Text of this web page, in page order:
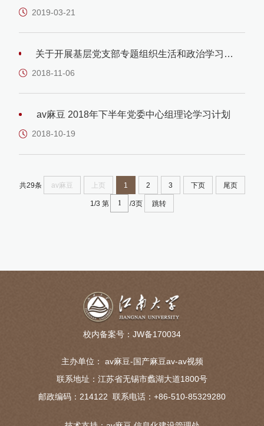
2019-03-21
关于开展基层党支部专题组织生活和政治学习的
2018-11-06
av麻豆 2018年下半年党委中心组理论学习计划
2018-10-19
共29条 av麻豆 上页 1 2 3 下页 尾页
1/3 第 /3页 跳转
校内备案号： JW备170034
主办单位： av麻豆-国产麻豆av-av视频
联系地址：江苏省无锡市蠡湖大道1800号
邮政编码：214122 联系电话：+86-510-85329280